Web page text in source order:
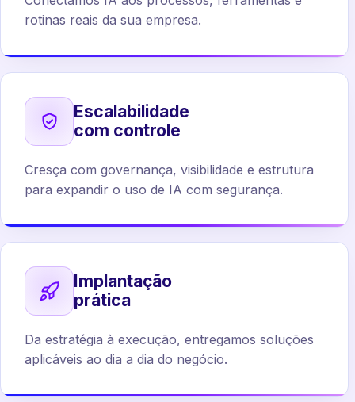
rotinas reais da sua empresa.
Escalabilidade
com controle
Cresça com governança, visibilidade e estrutura
para expandir o uso de IA com segurança.
Implantação
prática
Da estratégia à execução, entregamos soluções
aplicáveis ao dia a dia do negócio.